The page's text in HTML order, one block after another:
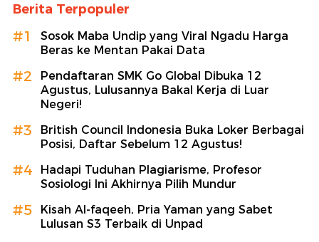
Berita Terpopuler
#1
Sosok Maba Undip yang Viral Ngadu Harga
Beras ke Mentan Pakai Data
#2
Pendaftaran SMK Go Global Dibuka 12
Agustus, Lulusannya Bakal Kerja di Luar
Negeri!
#3
British Council Indonesia Buka Loker Berbagai
Posisi, Daftar Sebelum 12 Agustus!
#4
Hadapi Tuduhan Plagiarisme, Profesor
Sosiologi Ini Akhirnya Pilih Mundur
#5
Kisah Al-faqeeh, Pria Yaman yang Sabet
Lulusan S3 Terbaik di Unpad